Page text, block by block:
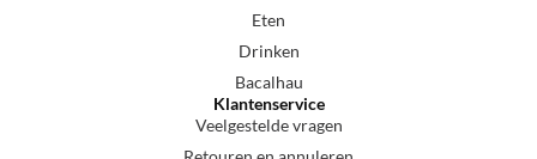
Eten
Drinken
Bacalhau
Klantenservice
Veelgestelde vragen